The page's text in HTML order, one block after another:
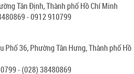
Tân Định, Thành phố Hồ Chí Minh
- 0912 910799
Phố 36, Phường Tân Hưng, Thành phố Hồ
- (028) 38480869